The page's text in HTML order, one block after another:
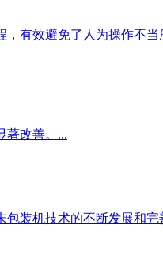
有效避免了人为操作不
著改善。...
装机技术的不断发展和